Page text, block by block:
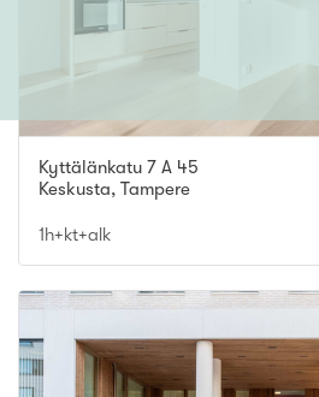
Kyttälänkatu 7 A 45
Keskusta, Tampere
1h+kt+alk